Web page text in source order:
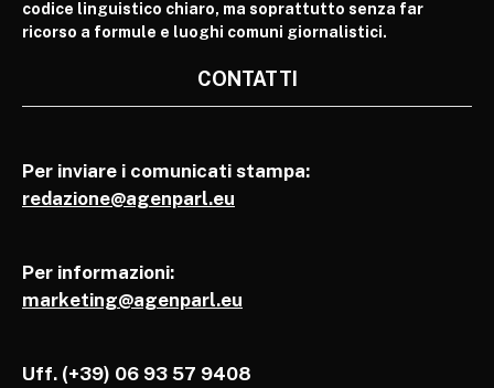
codice linguistico chiaro, ma soprattutto senza far
ricorso a formule e luoghi comuni giornalistici.
CONTATTI
Per inviare i comunicati stampa:
redazione@agenparl.eu
Per informazioni:
marketing@agenparl.eu
Uff. (+39) 06 93 57 9408